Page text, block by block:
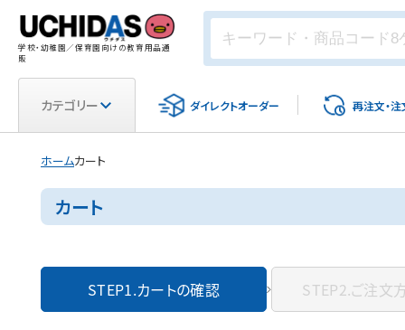
学校・幼稚園／保育園向けの教育用品通
販
カテゴリー ダイレクトオーダー 再注文・注
ホームカート
カート
STEP1.カートの確認 STEP2.ご注文